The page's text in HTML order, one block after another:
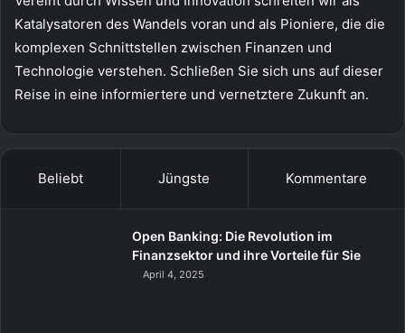
Katalysatoren des Wandels voran und als Pioniere, die die
komplexen Schnittstellen zwischen Finanzen und
Technologie verstehen. Schließen Sie sich uns auf dieser
Reise in eine informiertere und vernetztere Zukunft an.
Beliebt Jüngste Kommentare
Open Banking: Die Revolution im
Finanzsektor und ihre Vorteile für Sie
April 4, 2025